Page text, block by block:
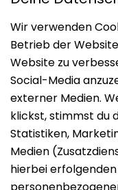
Impressum
Datenschutz